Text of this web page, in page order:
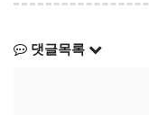
댓글목록